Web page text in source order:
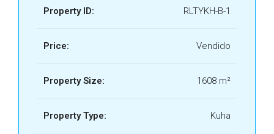
Property ID: RLTYKH-B-1
Price: Vendido
Property Size: 1608 m²
Property Type: Kuha